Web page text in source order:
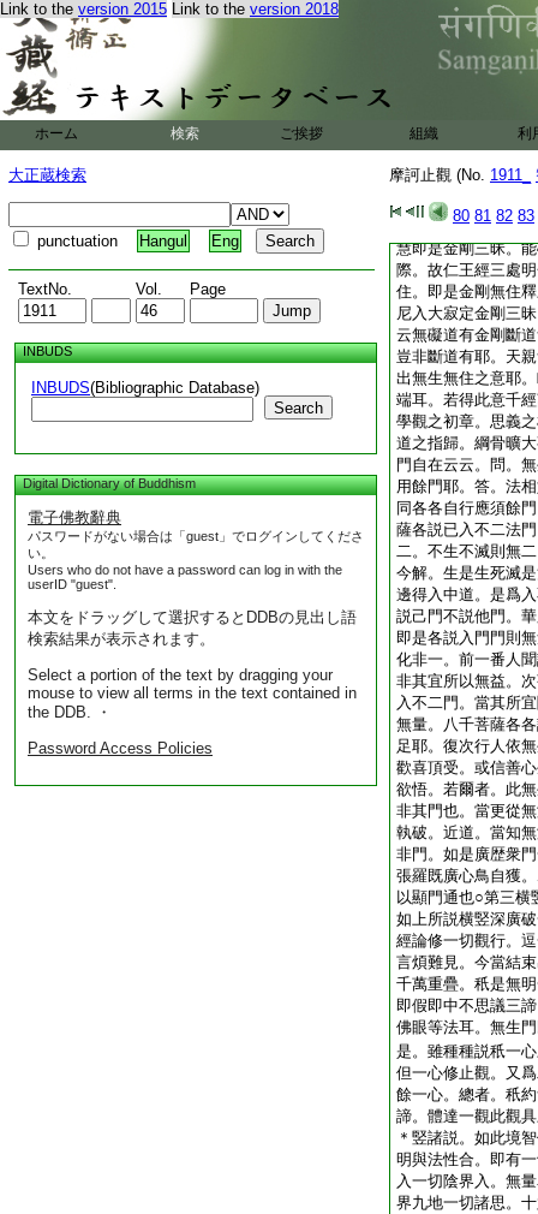
Link to the version 2015 Link to the version 2018
ホーム 検索 ご挨拶 組織 利
大正蔵検索
punctuation Hangul Eng
TextNo. Vol. Page
INBUDS
INBUDS(Bibliographic Database)
Search
Digital Dictionary of Buddhism
電子佛教辭典
パスワードがない場合は「guest」でログインしてくださ
い。
Users who do not have a password can log in with the
userID "guest".
本文をドラッグして選択するとDDBの見出し語
検索結果が表示されます。
Select a portion of the text by dragging your
mouse to view all terms in the text contained in
the DDB. ・
Password Access Policies
摩訶止觀 (No. 1911_
80 81 82 83
無行。生死涅槃中
位無行教。如是等
究竟具足也。若釋
意度入不住門中。
知無明中布施。是
至十地不應住。雖
般若中。即是入空
入假。以無住法住
慧即是金剛三昧。
際。故仁王經三處
住。即是金剛無住
尼入大寂定金剛三
云無礙道有金剛斷
豈非斷道有耶。天
出無生無住之意耶
端耳。若得此意千
學觀之初章。思義
道之指歸。綱骨曠
門自在云云。問。
用餘門耶。答。法
同各各自行應須餘
薩各説已入不二法
二。不生不滅則無
今解。生是生死滅
邊得入中道。是爲
説己門不説他門。
即是各説入門門則
化非一。前一番人
非其宜所以無益。
入不二門。當其所
無量。八千菩薩各
足耶。復次行人依
歡喜頂受。或信善
欲悟。若爾者。此
非其門也。當更從
執破。近道。當知
非門。如是廣歴衆
張羅既廣心鳥自獲
以顯門通也○第三横
如上所説横竪深廣
經論修一切觀行。
言煩難見。今當結
千萬重疊。秖是無
即假即中不思議三
佛眼等法耳。無生
是。雖種種説秖一
但一心修止觀。又
餘一心。總者。秖
諦。體達一觀此觀
＊竪諸説。如此境
明與法性合。即有
入一切陰界入。無
界九地一切諸思。